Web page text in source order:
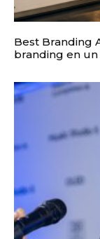
Best Branding
branding en